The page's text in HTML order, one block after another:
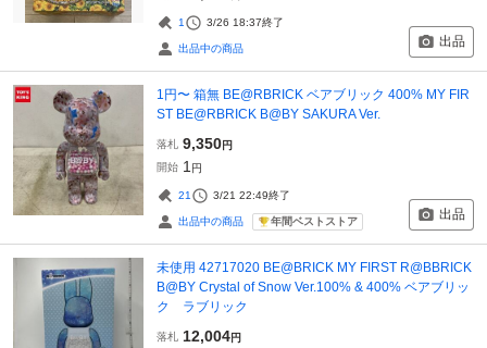
1 3/26 18:37終了
出品中の商品 出品
1円〜 箱無 BE@RBRICK ベアブリック 400% MY FIR
ST BE@RBRICK B@BY SAKURA Ver.
落札 9,350円
開始 1 円
21 3/21 22:49終了
出品中の商品 年間ベストストア 出品
未使用 42717020 BE@BRICK MY FIRST R@BBRICK
B@BY Crystal of Snow Ver.100% & 400% ベアブリッ
ク ラブリック
落札 12,004円